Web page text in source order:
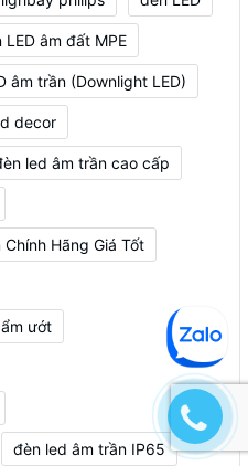
LED âm đất MPE
âm trần (Downlight LED)
decor
led âm trần cao cấp
Hãng Giá Tốt
ướt
đèn led âm trần IP65